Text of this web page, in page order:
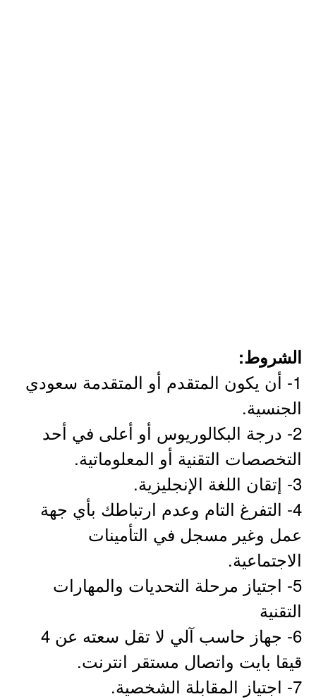
الشروط:
1- أن يكون المتقدم أو المتقدمة سعودي
الجنسية.
2- درجة البكالوريوس أو أعلى في أحد
التخصصات التقنية أو المعلوماتية.
3- إتقان اللغة الإنجليزية.
4- التفرغ التام وعدم ارتباطك بأي جهة
عمل وغير مسجل في التأمينات
الاجتماعية.
5- اجتياز مرحلة التحديات والمهارات
التقنية
6- جهاز حاسب آلي لا تقل سعته عن 4
قيقا بايت واتصال مستقر انترنت.
7- اجتياز المقابلة الشخصية.